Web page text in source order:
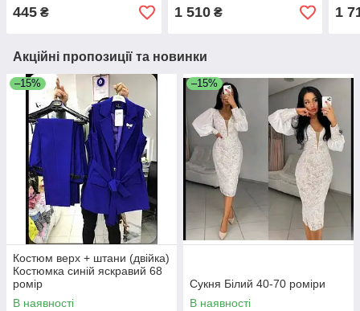
445 ₴ 1 510₴ 1
Акційні пропозиції та новинки
–15%
Костюм верх + штани (двійка)
Костюмка синій яскравий 68
ромір
В наявності
–15%
Сукня Білий 40-70 роміри
В наявності